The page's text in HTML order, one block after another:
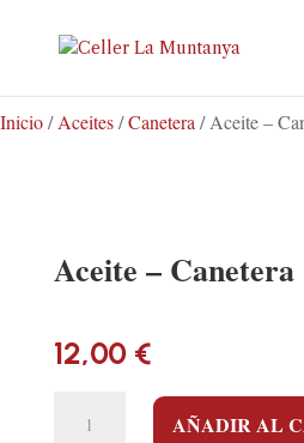
Inicio/Aceites/Canetera / Aceite –
Aceite – Canetera
12,00 €
AÑADIR AL